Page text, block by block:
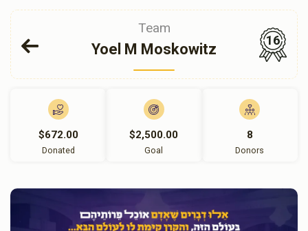
Team
Yoel M Moskowitz
16
$672.00
Donated
$2,500.00
Goal
8
Donors